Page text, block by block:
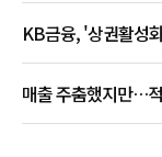
KB금융, '상권활성
매출 주춤했지만…